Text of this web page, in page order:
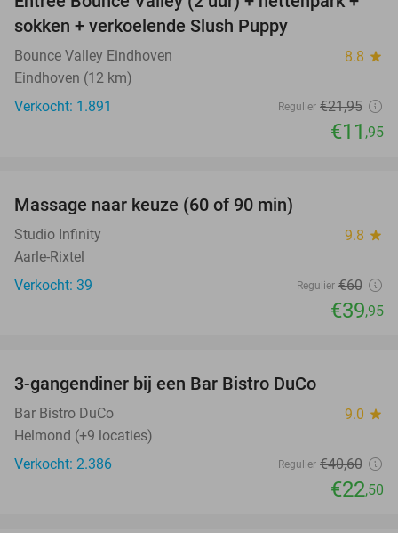
46%
sokken + verkoelende Slush Puppy
Bounce Valley Eindhoven 8.8 star
Eindhoven (12 km)
Verkocht: 1.891
Regulier €21,95
€11 ,95
Massage naar keuze (60 of 90 min)
Studio Infinity 9.8 star
Aarle-Rixtel
Verkocht: 39
Regulier €60
€39,95
3-gangendiner bij een Bar Bistro DuCo
Bar Bistro DuCo 9.0 star
Helmond (+9 locaties)
Verkocht: 2.386
Regulier €40,60
€22,50